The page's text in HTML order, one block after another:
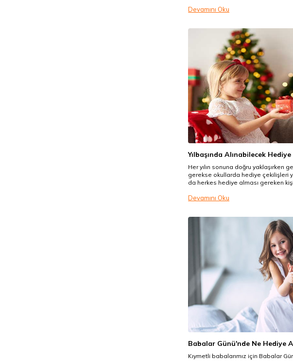
olarak şekilleniyor. Biz de sizlere
Devamını Oku
Yılbaşında Alınabilecek
Her yılın sonuna doğru yaklaşırken
gerekse okullarda hediye çekilişleri
da herkes hediye alması gereken
Durum buyken hediye satıcılarının
daha çok tercih edilecek olduğudur.
Devamını Oku
Babalar Günü'nde Ne Hediye
Kıymetli babalarımız için Babalar